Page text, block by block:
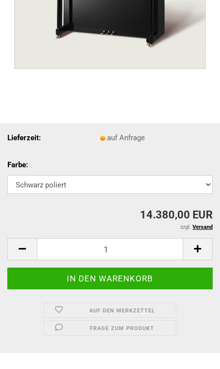
Lieferzeit: auf Anfrage
Farbe:
14.380,00 EUR
zzgl. Versand
AUF DEN MERKZETTEL
FRAGE ZUM PRODUKT